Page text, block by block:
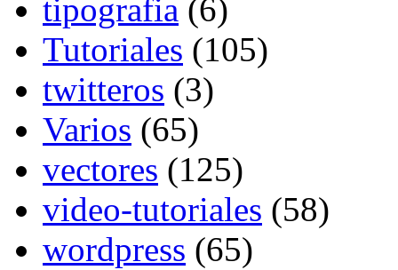
tipografia (6)
Tutoriales (105)
twitteros (3)
Varios (65)
vectores (125)
video-tutoriales (58)
wordpress (65)